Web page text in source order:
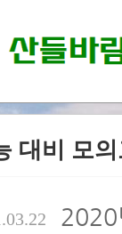
대비 모
2020